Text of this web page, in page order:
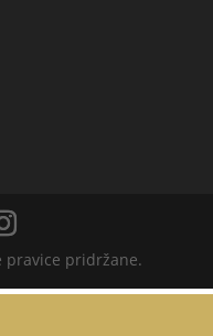
pravice pridržane.